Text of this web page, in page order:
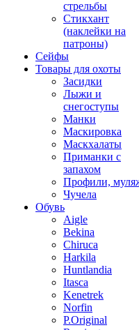
стрельбы
Стикхант
(наклейки на
патроны)
Сейфы
Товары для охоты
Засидки
Лыжи и
снегоступы
Манки
Маскировка
Маскхалаты
Приманки с
запахом
Профили,
Чучела
Обувь
Aigle
Bekina
Chiruсa
Harkila
Huntlandia
Itasca
Kenetrek
Norfin
P.Original